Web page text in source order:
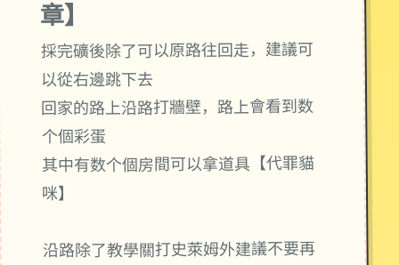
章】
採完礦後除了可以原路往回走，建議可
以從右邊跳下去
回家的路上沿路打牆壁，路上會看到数
个個彩蛋
其中有数个個房間可以拿道具【代罪貓
咪】
沿路除了教學關打史萊姆外建議不要再